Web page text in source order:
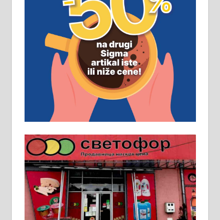
ПОСЛОВНИ ОГЛАСИ
Рудник и флотација Рудник
д.о.о. Рудник запошљава 20
помоћника рудара. Услови:
Основна школа, пожељно радно
искуство на истим и сличним
пословима, али не и неопходан
услов. Обезбеђен смештај,
превоз, исхрана. 032/57-41-122 –
локал 22
Пружам услуге завршних радова
у грађевини, хидроизолације и
молерских радова. 061/25-28-058
Ало таксију потребан возач са Б
категоријом. 064/02-85-511